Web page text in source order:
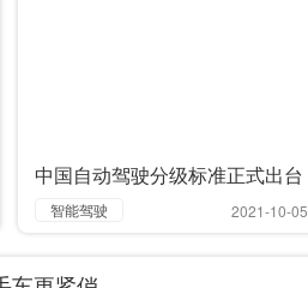
中国自动驾驶分级标准正式出台
智能驾驶
无人驾驶
2021-10-05